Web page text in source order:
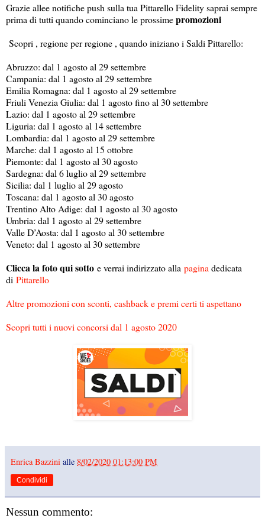
Grazie allee notifiche push sulla tua Pittarello Fidelity saprai sempre
prima di tutti quando cominciano le prossimepromozioni
Scopri , regione per regione , quando iniziano i Saldi Pittarello:
Abruzzo: dal 1 agosto al 29 settembre
Campania: dal 1 agosto al 29 settembre
Emilia Romagna: dal 1 agosto al 29 settembre
Friuli Venezia Giulia: dal 1 agosto fino al 30 settembre
Lazio: dal 1 agosto al 29 settembre
Liguria: dal 1 agosto al 14 settembre
Lombardia: dal 1 agosto al 29 settembre
Marche: dal 1 agosto al 15 ottobre
Piemonte: dal 1 agosto al 30 agosto
Sardegna: dal 6 luglio al 29 settembre
Sicilia: dal 1 luglio al 29 agosto
Toscana: dal 1 agosto al 30 agosto
Trentino Alto Adige: dal 1 agosto al 30 agosto
Umbria: dal 1 agosto al 29 settembre
Valle D’Aosta: dal 1 agosto al 30 settembre
Veneto: dal 1 agosto al 30 settembre
Clicca la foto qui sotto e verrai indirizzato alla pagina dedicata
di Pittarello
Altre promozioni con sconti, cashback e premi certi ti aspettano
Scopri tutti i nuovi concorsi dal 1 agosto 2020
Enrica Bazzini alle 8/02/2020 01:13:00 PM
Condividi
Nessun commento: